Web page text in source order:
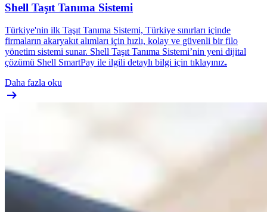
Shell Taşıt Tanıma Sistemi
Türkiye'nin ilk Taşıt Tanıma Sistemi, Türkiye sınırları içinde
firmaların akaryakıt alımları için hızlı, kolay ve güvenli bir filo
yönetim sistemi sunar. Shell Taşıt Tanıma Sistemi’nin yeni dijital
çözümü Shell SmartPay ile ilgili detaylı bilgi için tıklayınız.
Daha fazla oku